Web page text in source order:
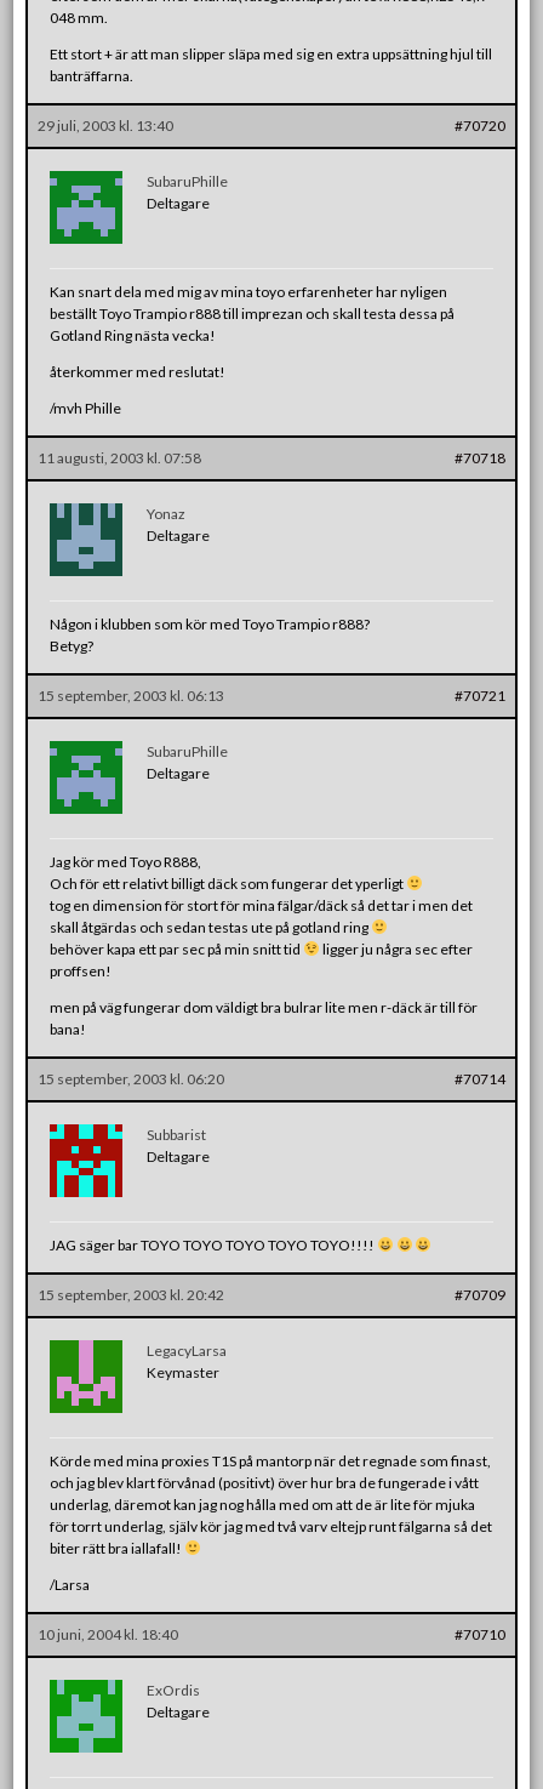
048 mm.
Ett stort + är att man slipper släpa med sig en extra uppsättning hjul till
banträffarna.
29 juli, 2003 kl. 13:40 #70720
SubaruPhille
Deltagare
Kan snart dela med mig av mina toyo erfarenheter har nyligen
beställt Toyo Trampio r888 till imprezan och skall testa dessa på
Gotland Ring nästa vecka!
återkommer med reslutat!
/mvh Phille
11 augusti, 2003 kl. 07:58 #70718
Yonaz
Deltagare
Någon i klubben som kör med Toyo Trampio r888?
Betyg?
15 september, 2003 kl. 06:13 #70721
SubaruPhille
Deltagare
Jag kör med Toyo R888,
Och för ett relativt billigt däck som fungerar det yperligt
tog en dimension för stort för mina fälgar/däck så det tar i men det
skall åtgärdas och sedan testas ute på gotland ring
behöver kapa ett par sec på min snitt tid
ligger ju några sec efter
proffsen!
men på väg fungerar dom väldigt bra bulrar lite men r-däck är till för
bana!
15 september, 2003 kl. 06:20 #70714
Subbarist
Deltagare
JAG säger bar TOYO TOYO TOYO TOYO TOYO!!!!
15 september, 2003 kl. 20:42 #70709
LegacyLarsa
Keymaster
Körde med mina proxies T1S på mantorp när det regnade som finast,
och jag blev klart förvånad (positivt) över hur bra de fungerade i vått
underlag, däremot kan jag nog hålla med om att de är lite för mjuka
för torrt underlag, själv kör jag med två varv eltejp runt fälgarna så det
biter rätt bra iallafall!
/Larsa
10 juni, 2004 kl. 18:40 #70710
ExOrdis
Deltagare